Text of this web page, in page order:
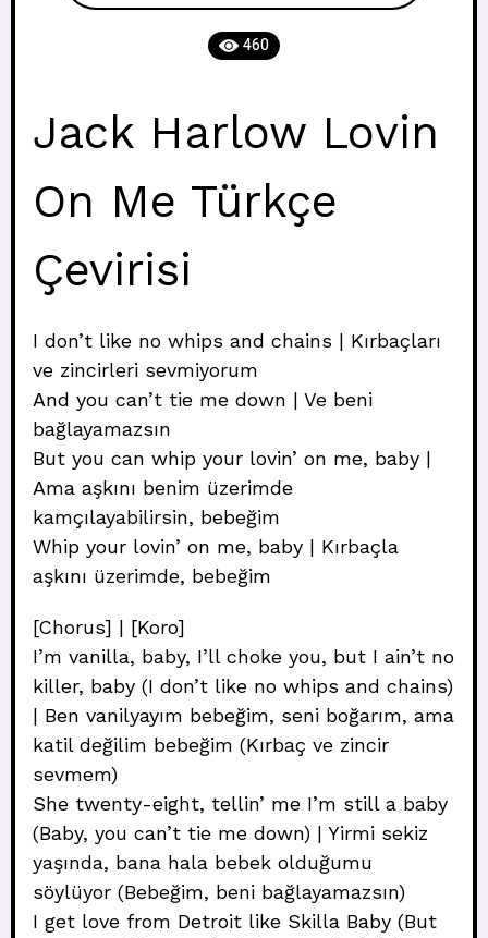
460
Jack Harlow Lovin
On Me Türkçe
Çevirisi
I don’t like no whips and chains | Kırbaçları
ve zincirleri sevmiyorum
And you can’t tie me down | Ve beni
bağlayamazsın
But you can whip your lovin’ on me, baby |
Ama aşkını benim üzerimde
kamçılayabilirsin, bebeğim
Whip your lovin’ on me, baby | Kırbaçla
aşkını üzerimde, bebeğim
[Chorus] | [Koro]
I’m vanilla, baby, I’ll choke you, but I ain’t no
killer, baby (I don’t like no whips and chains)
| Ben vanilyayım bebeğim, seni boğarım, ama
katil değilim bebeğim (Kırbaç ve zincir
sevmem)
She twenty-eight, tellin’ me I’m still a baby
(Baby, you can’t tie me down) | Yirmi sekiz
yaşında, bana hala bebek olduğumu
söylüyor (Bebeğim, beni bağlayamazsın)
I get love from Detroit like Skilla Baby (But